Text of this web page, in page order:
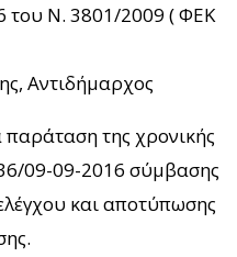
του Ν. 3801/2009 ( ΦΕΚ
Αντιδήμαρχος
της χρονικής
09-09-2016 σύμβασης
και αποτύπωσης